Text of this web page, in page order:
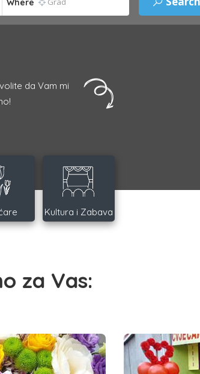
Where
da Vam mi
Kultura i Zabava
za Vas: